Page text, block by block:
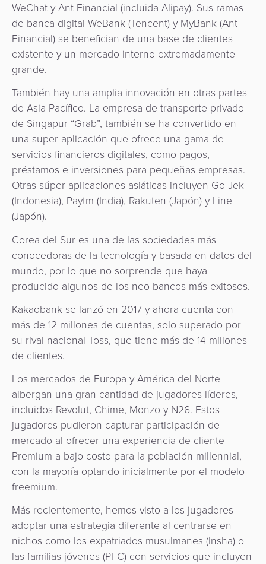
WeChat y Ant Financial (incluida Alipay). Sus ramas
de banca digital WeBank (Tencent) y MyBank (Ant
Financial) se benefician de una base de clientes
existente y un mercado interno extremadamente
grande.
También hay una amplia innovación en otras partes
de Asia-Pacífico. La empresa de transporte privado
de Singapur “Grab”, también se ha convertido en
una super-aplicación que ofrece una gama de
servicios financieros digitales, como pagos,
préstamos e inversiones para pequeñas empresas.
Otras súper-aplicaciones asiáticas incluyen Go-Jek
(Indonesia), Paytm (India), Rakuten (Japón) y Line
(Japón).
Corea del Sur es una de las sociedades más
conocedoras de la tecnología y basada en datos del
mundo, por lo que no sorprende que haya
producido algunos de los neo-bancos más exitosos.
Kakaobank se lanzó en 2017 y ahora cuenta con
más de 12 millones de cuentas, solo superado por
su rival nacional Toss, que tiene más de 14 millones
de clientes.
Los mercados de Europa y América del Norte
albergan una gran cantidad de jugadores líderes,
incluidos Revolut, Chime, Monzo y N26. Estos
jugadores pudieron capturar participación de
mercado al ofrecer una experiencia de cliente
Premium a bajo costo para la población millennial,
con la mayoría optando inicialmente por el modelo
freemium.
Más recientemente, hemos visto a los jugadores
adoptar una estrategia diferente al centrarse en
nichos como los expatriados musulmanes (Insha) o
las familias jóvenes (PFC) con servicios que incluyen